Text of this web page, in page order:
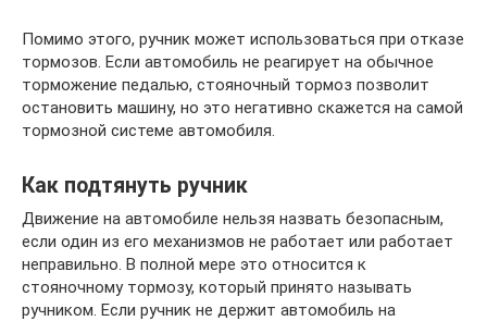
Помимо этого, ручник может использоваться при отказе
тормозов. Если автомобиль не реагирует на обычное
торможение педалью, стояночный тормоз позволит
остановить машину, но это негативно скажется на самой
тормозной системе автомобиля.
Как подтянуть ручник
Движение на автомобиле нельзя назвать безопасным,
если один из его механизмов не работает или работает
неправильно. В полной мере это относится к
стояночному тормозу, который принято называть
ручником. Если ручник не держит автомобиль на